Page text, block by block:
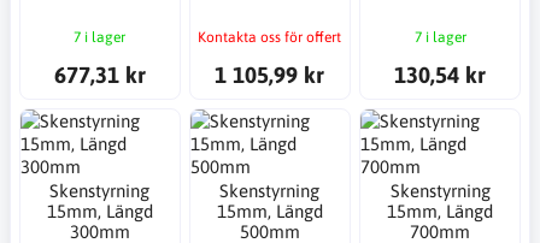
7 i lager
677,31 kr
Kontakta oss för offert
1 105,99 kr
7 i lager
130,54 kr
Skenstyrning
15mm, Längd
300mm
Skenstyrning
15mm, Längd
500mm
Skenstyrning
15mm, Längd
700mm